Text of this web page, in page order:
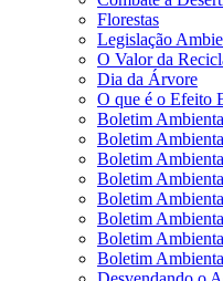
Florestas
Legislação
O Valor da
Dia da Árvore
O que é o Efeito
Boletim
Boletim
Boletim
Boletim
Boletim
Boletim
Boletim
Boletim